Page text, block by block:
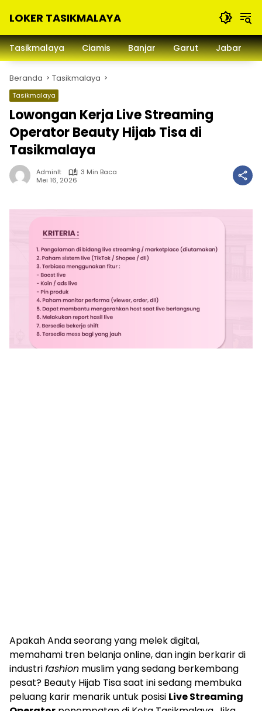
LOKER TASIKMALAYA
Lowongan
Kerja
dan
Sekitarna
Tasikmalaya Ciamis Banjar Garut Jabar
Beranda Tasikmalaya
Tasikmalaya
Lowongan Kerja Live Streaming
Operator Beauty Hijab Tisa di
Tasikmalaya
Adminlt
3 Min Baca
Mei 16, 2026
Apakah Anda seorang yang melek digital,
memahami tren belanja online, dan ingin berkarir di
industrifashion muslim yang sedang berkembang
pesat? Beauty Hijab Tisa saat ini sedang membuka
peluang karir menarik untuk posisi Live Streaming